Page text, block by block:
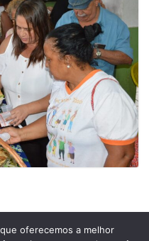
oferecemos a melhor